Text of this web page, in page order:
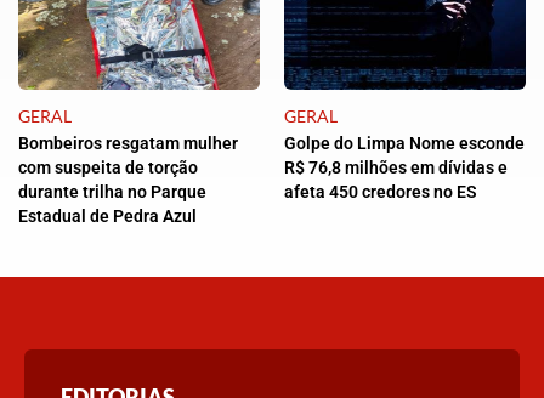
GERAL
Bombeiros resgatam mulher
com suspeita de torção
durante trilha no Parque
Estadual de Pedra Azul
GERAL
Golpe do Limpa Nome esconde
R$ 76,8 milhões em dívidas e
afeta 450 credores no ES